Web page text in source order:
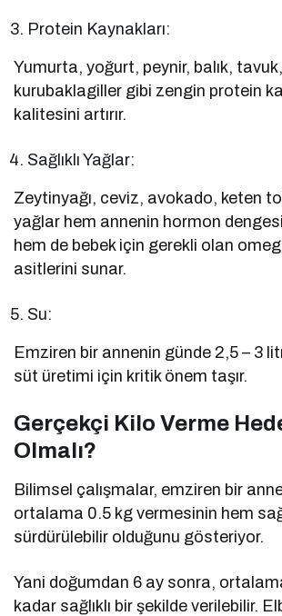
Protein Kaynakları:
Yumurta, yoğurt, peynir, balık, tavuk,
kurubaklagiller gibi zengin protein
kalitesini artırır.
Sağlıklı Yağlar:
Zeytinyağı, ceviz, avokado, keten
yağlar hem annenin hormon
hem de bebek için gerekli olan
asitlerini sunar.
Su:
Emziren bir annenin günde 2,5 – 3
süt üretimi için kritik önem taşır.
Gerçekçi Kilo Verme
Olmalı?
Bilimsel çalışmalar, emziren bir
ortalama 0.5 kg vermesinin hem
sürdürülebilir olduğunu gösteriyor.
Yani doğumdan 6 ay sonra,
kadar sağlıklı bir şekilde verilebilir.